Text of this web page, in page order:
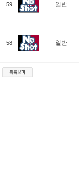
59 일반
58 일반